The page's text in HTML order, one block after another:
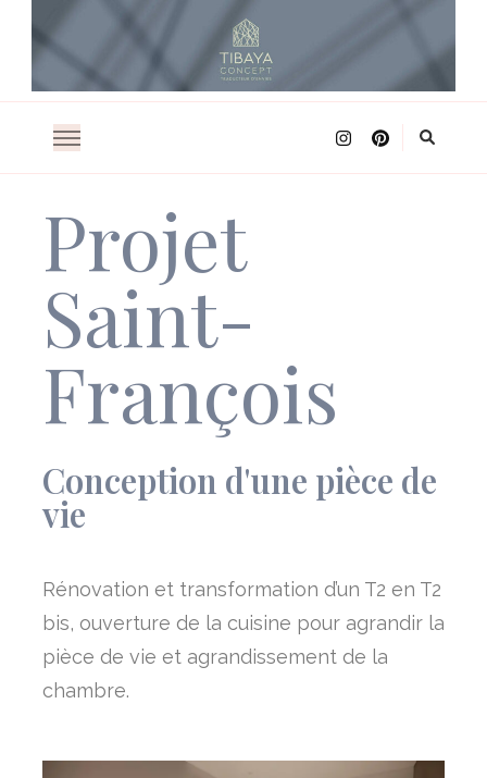
TIBAYA CONCEPT
Projet
Saint-
François
Conception d'une pièce de
vie
Rénovation et transformation d’un T2 en T2
bis, ouverture de la cuisine pour agrandir la
pièce de vie et agrandissement de la
chambre.